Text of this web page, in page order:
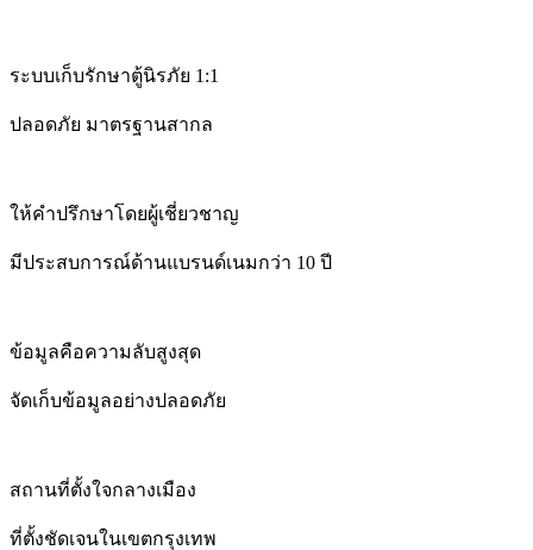
ระบบเก็บรักษาตู้นิรภัย 1:1
ปลอดภัย มาตรฐานสากล
ให้คำปรึกษาโดยผู้เชี่ยวชาญ
มีประสบการณ์ด้านแบรนด์เนมกว่า 10 ปี
ข้อมูลคือความลับสูงสุด
จัดเก็บข้อมูลอย่างปลอดภัย
สถานที่ตั้งใจกลางเมือง
ที่ตั้งชัดเจนในเขตกรุงเทพ